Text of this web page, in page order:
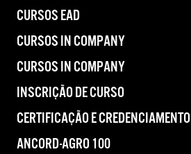
CURSOS EAD
CURSOS IN COMPANY
CURSOS IN COMPANY
INSCRIÇÃO DE CURSO
CERTIFICAÇÃO E CREDENCIAMENTO
ANCORD-AGRO 100